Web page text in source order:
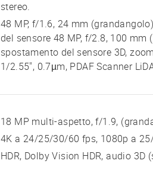
stereo.
48 MP, f/1.6, 24 mm
del sensore 48 MP, f/2.8, 100 mm
spostamento del sensore 3D,
1/2.55", 0.7µm, PDAF Scanner
18 MP multi-aspetto, f/1.9,
4K a 24/25/30/60 fps, 1080p a
HDR, Dolby Vision HDR, audio 3D